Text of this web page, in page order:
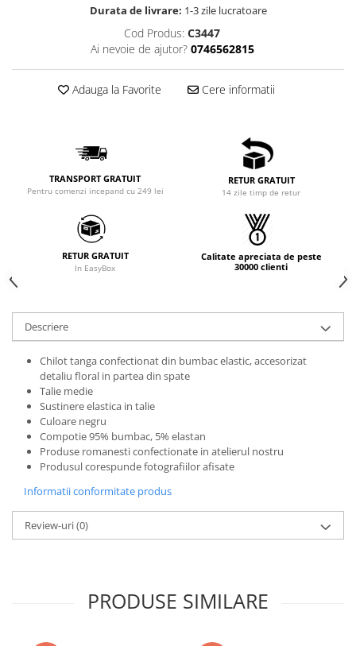
Durata de livrare: 1-3 zile lucratoare
Cod Produs: C3447
Ai nevoie de ajutor? 0746562815
Adauga la Favorite Cere informatii
TRANSPORT GRATUIT
Pentru comenzi incepand cu 249 lei
RETUR GRATUIT
14 zile timp de retur
RETUR GRATUIT
In EasyBox
Calitate apreciata de peste
30000 clienti
Descriere
Chilot tanga confectionat din bumbac elastic, accesorizat
detaliu floral in partea din spate
Talie medie
Sustinere elastica in talie
Culoare negru
Compotie 95% bumbac, 5% elastan
Produse romanesti confectionate in atelierul nostru
Produsul corespunde fotografiilor afisate
Informatii conformitate produs
Review-uri(0)
PRODUSE SIMILARE